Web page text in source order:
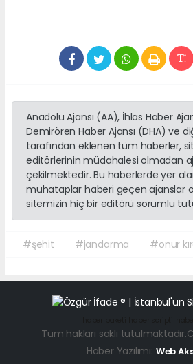
Anadolu Ajansı (AA), İhlas Haber
Demirören Haber Ajansı (DHA) ve
tarafından eklenen tüm haberler,
editörlerinin müdahalesi olmadan
çekilmektedir. Bu haberlerde yer
muhataplar haberi geçen ajanslar
sitemizin hiç bir editörü sorumlu
#şehit #jandarma #onur
Tüm hakları saklı
Haber Yazılımı: Web